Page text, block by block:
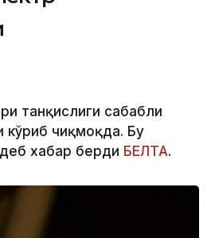
танқислиги сабабли
кўриб чиқмоқда. Бу
хабар берди БЕЛТА.